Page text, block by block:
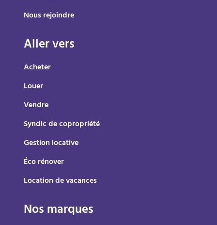
Nous rejoindre
Aller vers
Acheter
Louer
Vendre
Syndic de copropriété
Gestion locative
Éco rénover
Location de vacances
Nos marques